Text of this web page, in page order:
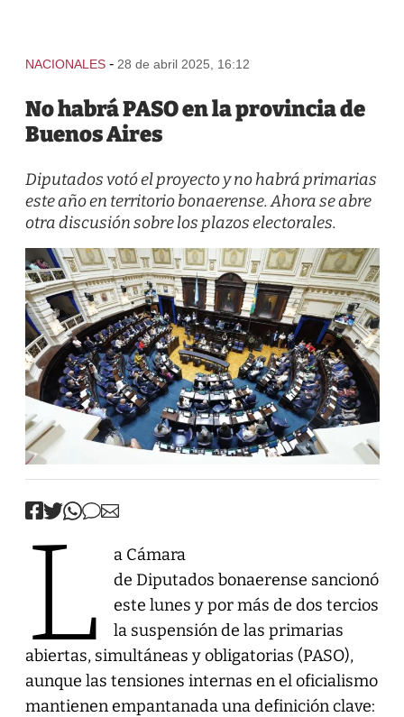
NACIONALES - 28 de abril 2025, 16:12
No habrá PASO en la provincia de
Buenos Aires
Diputados votó el proyecto y no habrá primarias
este año en territorio bonaerense. Ahora se abre
otra discusión sobre los plazos electorales.
L
a Cámara
de Diputados bonaerense sancionó
este lunes y por más de dos tercios
la suspensión de las primarias
abiertas, simultáneas y obligatorias (PASO),
aunque las tensiones internas en el oficialismo
mantienen empantanada una definición clave: